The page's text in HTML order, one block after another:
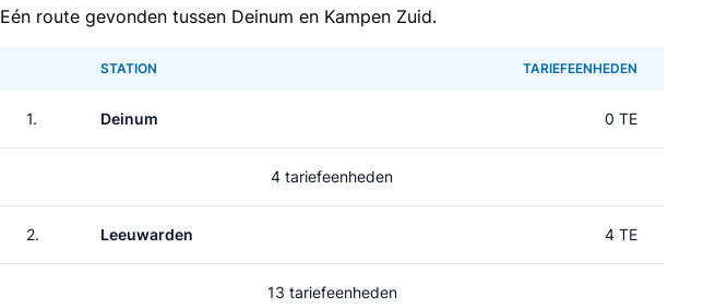
Eén route gevonden tussen Deinum en Kampen Zuid.
STATION TARIEFEENHEDEN
1. Deinum 0 TE
4 tariefeenheden
2. Leeuwarden 4 TE
13 tariefeenheden